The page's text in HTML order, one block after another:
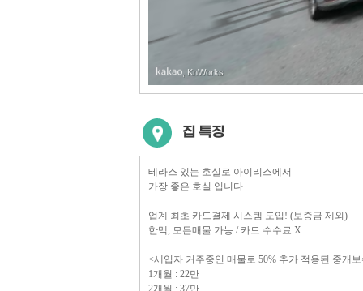
, KnWorks
집 특징
테라스 있는 호실로 아이리스에서
가장 좋은 호실 입니다
업계 최초 카드결제 시스템 도입! (보증금 제외)
한맥, 모든매물 가능 / 카드 수수료 X
<세입자 거주중인 매물로 50% 추가 적용된 중개
1개월 : 22만